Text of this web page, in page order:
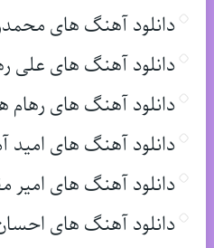
دانلود آهنگ های
دانلود آهنگ های علی
دانلود آهنگ های رهام
دانلود آهنگ های
دانلود آهنگ های امیر
دانلود آهنگ های